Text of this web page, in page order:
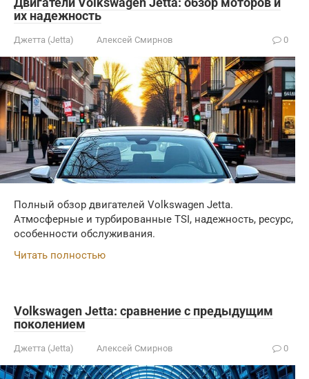
их надежность
Джетта (Jetta) Алексей Смирнов 0
Полный обзор двигателей Volkswagen Jetta.
Атмосферные и турбированные TSI, надежность, ресурс,
особенности обслуживания.
Читать полностью
Volkswagen Jetta: сравнение с предыдущим
поколением
Джетта (Jetta) Алексей Смирнов 0